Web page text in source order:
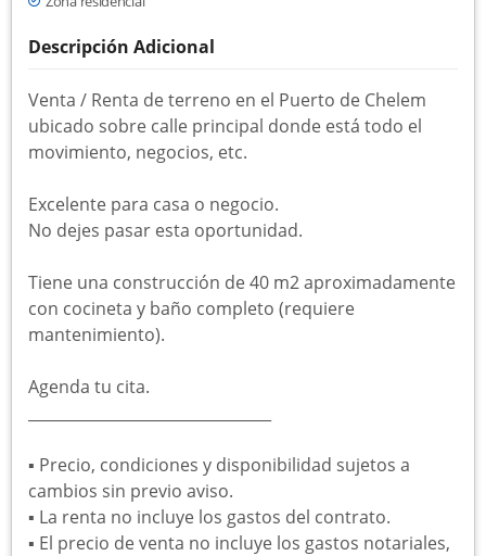
Descripción Adicional
Venta / Renta de terreno en el Puerto de Chelem
ubicado sobre calle principal donde está todo el
movimiento, negocios, etc.
Excelente para casa o negocio.
No dejes pasar esta oportunidad.
Tiene una construcción de 40 m2 aproximadamente
con cocineta y baño completo (requiere
mantenimiento).
Agenda tu cita.
▪︎ Precio, condiciones y disponibilidad sujetos a
cambios sin previo aviso.
▪︎ La renta no incluye los gastos del contrato.
▪︎ El precio de venta no incluye los gastos notariales,